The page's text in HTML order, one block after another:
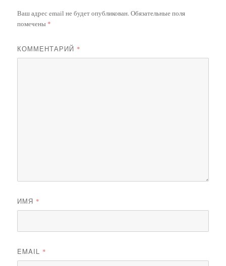
Ваш адрес email не будет опубликован.Обязательные поля
помечены *
КОММЕНТАРИЙ *
ИМЯ *
EMAIL *